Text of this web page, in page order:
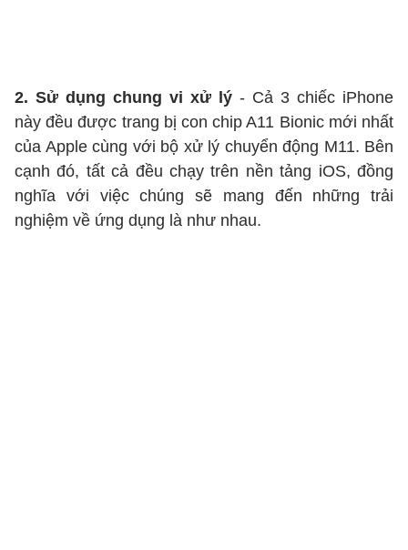
2. Sử dụng chung vi xử lý - Cả 3 chiếc iPhone
này đều được trang bị con chip A11 Bionic mới nhất
của Apple cùng với bộ xử lý chuyển động M11. Bên
cạnh đó, tất cả đều chạy trên nền tảng iOS, đồng
nghĩa với việc chúng sẽ mang đến những trải
nghiệm về ứng dụng là như nhau.